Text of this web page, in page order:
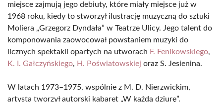
miejsce zajmują jego debiuty, które miały miejsce już w
1968 roku, kiedy to stworzył ilustrację muzyczną do sztuki
Moliera „Grzegorz Dyndała” w Teatrze Ulicy. Jego talent do
komponowania zaowocował powstaniem muzyki do
licznych spektakli opartych na utworach F. Fenikowskiego,
K. I. Gałczyńskiego, H. Poświatowskiej oraz S. Jesienina.
W latach 1973–1975, wspólnie z M. D. Nierzwickim,
artysta tworzył autorski kabaret „W każdą dziurę”.